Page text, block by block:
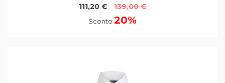
111,20 €
139,00 €
Sconto 20%